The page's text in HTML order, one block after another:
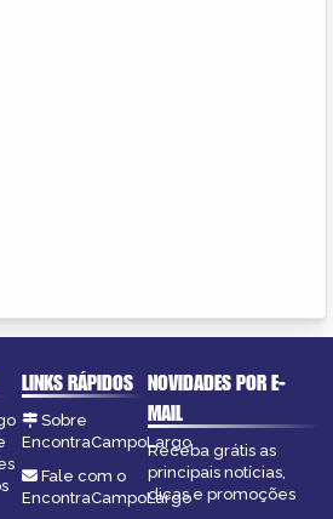
LINKS RÁPIDOS
Sobre
EncontraCampoLargo
Fale com o
EncontraCampoLargo
NOVIDADES POR E-
MAIL
Receba grátis as
principais notícias,
dicas e promoções